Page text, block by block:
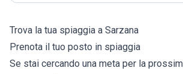
Trova la tua spiaggia a Sarzana
Prenota il tuo posto in spiaggia
Se stai cercando una meta per la